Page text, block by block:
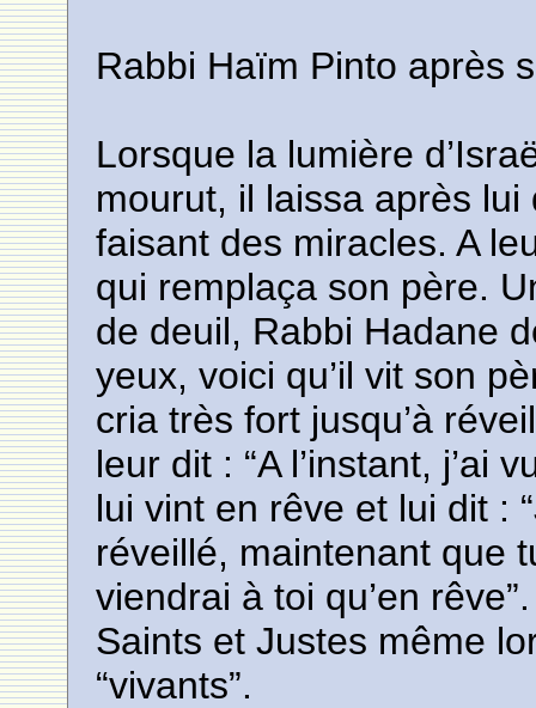
Rabbi Haïm Pinto après
Lorsque la lumière
mourut, il laissa après
faisant des miracles. A
qui remplaça son père.
de deuil, Rabbi Hadane
yeux, voici qu’il vit son
cria très fort jusqu’à
leur dit : “A l’instant, j’ai
lui vint en rêve et lui dit :
réveillé, maintenant que
viendrai à toi qu’en
Saints et Justes même
“vivants”.